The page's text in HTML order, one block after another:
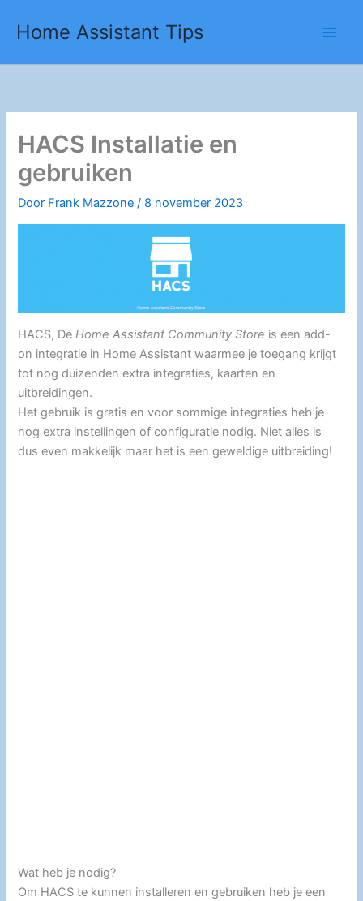
naar
inhoud
Home Assistant Tips
HACS Installatie en
gebruiken
Door Frank Mazzone/ 8 november 2023
HACS, DeHome Assistant Community Store is een add-
on integratie in Home Assistant waarmee je toegang krijgt
tot nog duizenden extra integraties, kaarten en
uitbreidingen.
Het gebruik is gratis en voor sommige integraties heb je
nog extra instellingen of configuratie nodig. Niet alles is
dus even makkelijk maar het is een geweldige uitbreiding!
Wat heb je nodig?
Om HACS te kunnen installeren en gebruiken heb je een